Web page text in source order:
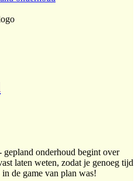
onderhoud begint over
laten weten, zodat je genoeg tijd
de game van plan was!